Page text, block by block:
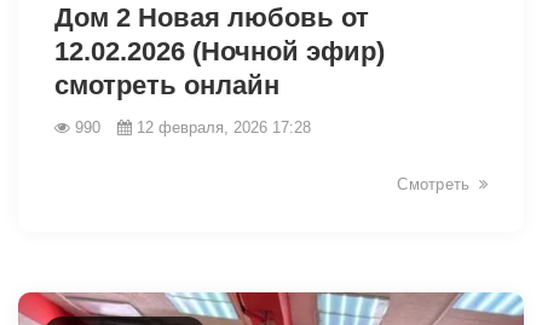
Дом 2 Новая любовь от
12.02.2026 (Ночной эфир)
смотреть онлайн
990 12 февраля, 2026 17:28
Смотреть